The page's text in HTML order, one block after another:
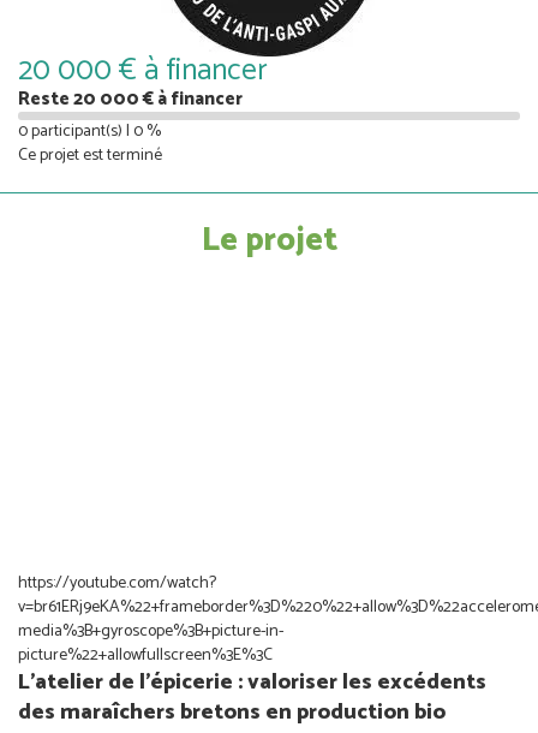
20 000 € à financer
Reste 20 000 € à financer
0 participant(s) | 0 %
Ce projet est terminé
Le projet
https://youtube.com/watch?
media%3B+gyroscope%3B+picture-in-
picture%22+allowfullscreen%3E%3C
L'atelier de l'épicerie : valoriser les excédents
des maraîchers bretons en production bio